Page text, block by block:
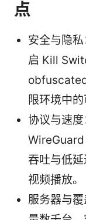
点
安全与隐
启 Kill
限环境中的
协议与速
吞吐与低
视频播放。
服务器与